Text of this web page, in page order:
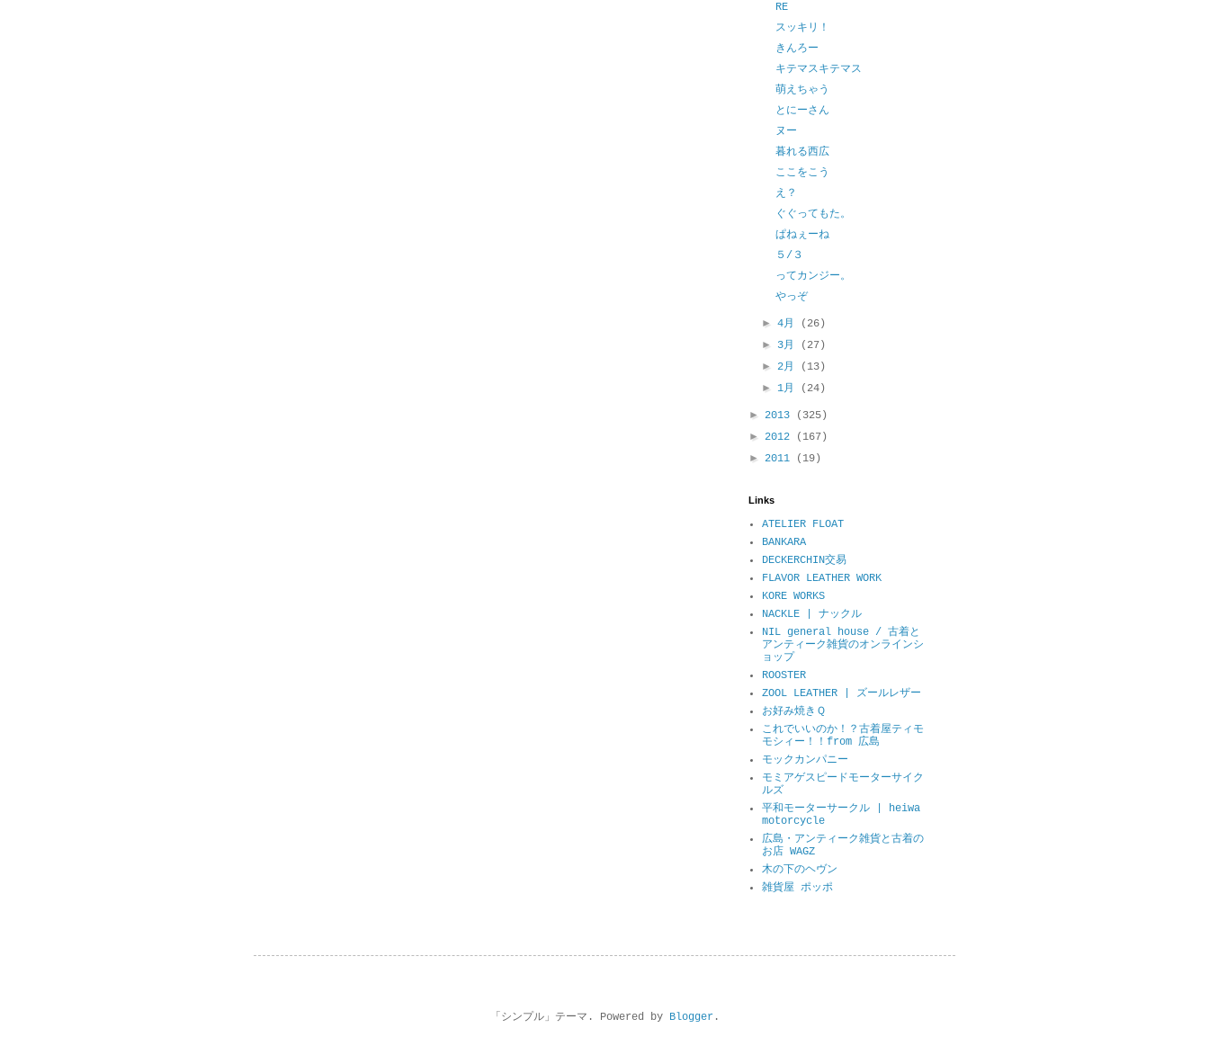
RE
スッキリ！
きんろー
キテマスキテマス
萌えちゃう
とにーさん
ヌー
暮れる西広
ここをこう
え？
ぐぐってもた。
ぱねぇーね
５/３
ってカンジー。
やっぞ
►4月
(26)
► 3月
(27)
►2月
(13)
►1月 (24)
► 2013
(325)
► 2012
(167)
► 2011 (19)
Links
ATELIER FLOAT
BANKARA
DECKERCHIN交易
FLAVOR LEATHER WORK
KORE WORKS
NACKLE | ナックル
NIL general house / 古着と
アンティーク雑貨のオンラインシ
ョップ
ROOSTER
ZOOL LEATHER | ズールレザー
お好み焼きＱ
これでいいのか！？古着屋ティモ
モシィー！！from 広島
モックカンパニー
モミアゲスピードモーターサイク
ルズ
平和モーターサークル | heiwa
motorcycle
広島・アンティーク雑貨と古着の
お店 WAGZ
木の下のヘヴン
雑貨屋 ポッポ
「シンプル」テーマ. Powered by Blogger.